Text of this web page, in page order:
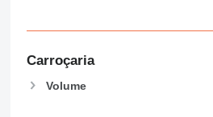
Carroçaria
Volume